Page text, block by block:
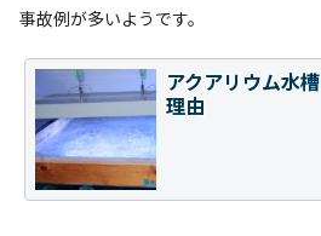
事故例が多いようです。
アクアリウム水
理由